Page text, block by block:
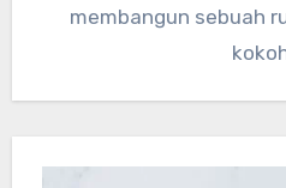
membangun sebuah